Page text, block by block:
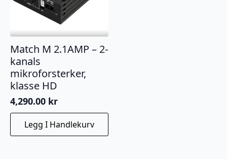
Match M 2.1AMP – 2-
kanals
mikroforsterker,
klasse HD
4,290.00 kr
Legg I Handlekurv